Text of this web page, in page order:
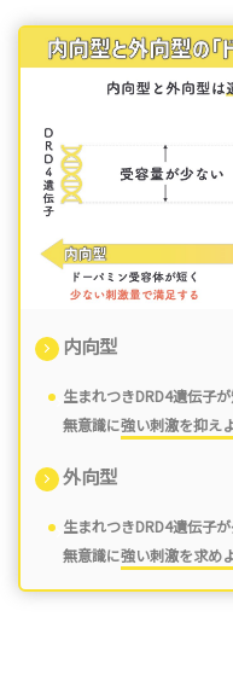
内向型
生まれつきDRD4遺伝子
無意識に強い刺激を抑え
外向型
生まれつきDRD4遺伝子
無意識に強い刺激を求め